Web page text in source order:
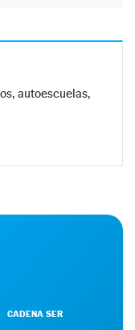
autoescuelas,
CADENA SER